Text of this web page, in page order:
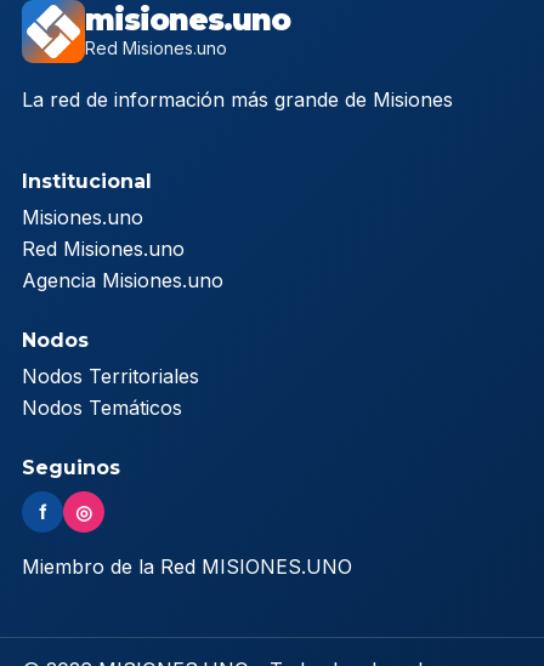
misiones.uno
Red Misiones.uno
La red de información más grande de Misiones
Institucional
Misiones.uno
Red Misiones.uno
Agencia Misiones.uno
Nodos
Nodos Territoriales
Nodos Temáticos
Seguinos
f ◎
Miembro de la Red MISIONES.UNO